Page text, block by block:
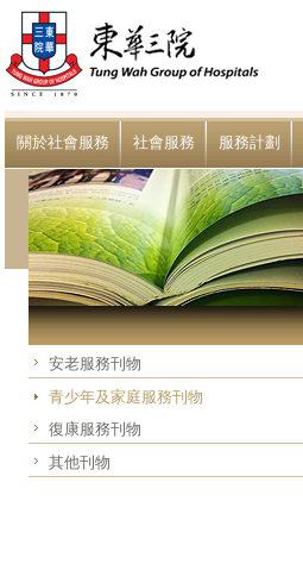
關於社會服務 社會服務 服務計劃
安老服務刊物
青少年及家庭服務刊物
復康服務刊物
其他刊物